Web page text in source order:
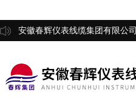
安徽春辉仪表线缆集团有限公司